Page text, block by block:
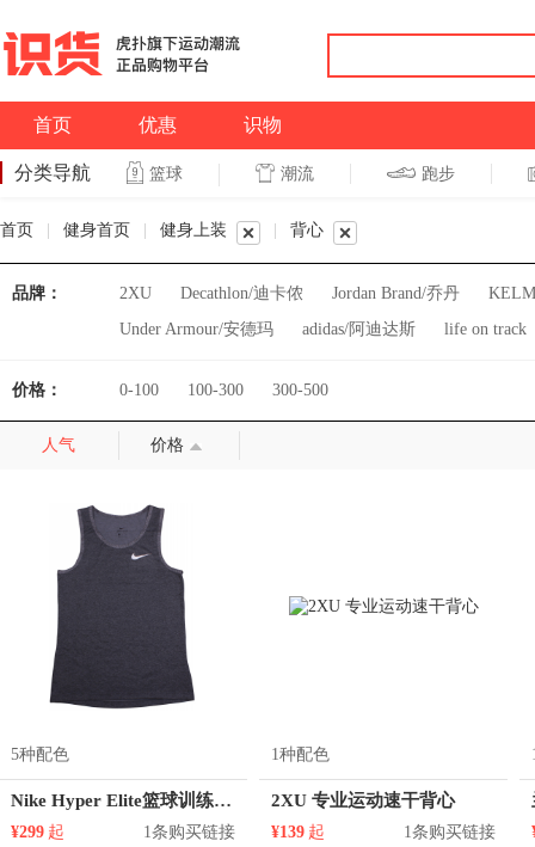
首页 优惠 识物
分类导航 篮球 潮流 跑步
首页 健身首页 健身上装 背心
品牌： 2XU Decathlon/迪卡侬 Jordan Brand/乔丹
Under Armour/安德玛
adidas/阿迪达斯 life on track
价格： 0-100 100-300 300-500
人气 价格
5种配色
Nike Hyper Elite篮球训练速干跑步弹力背心 822875
¥299 起 1条购买链接
1种配色
2XU 专业运动速干背心
¥139 起 1条购买链接